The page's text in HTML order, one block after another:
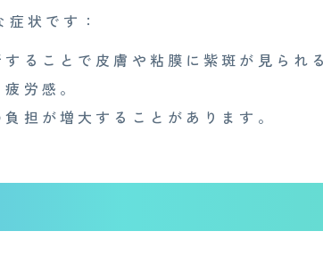
状です：
ることで皮膚や粘膜に紫斑が見られ
労感。
担が増大することがあります。